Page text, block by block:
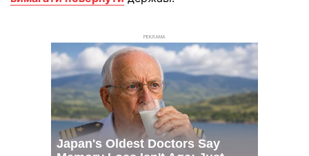
РЕКЛАМА